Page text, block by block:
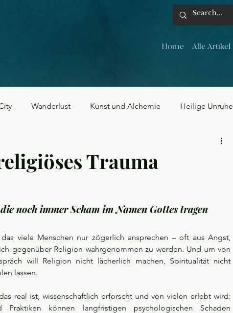
Home Alle Artikel
Wanderlust Kunst und Alchemie Heilige Unruhe
Trauma
noch immer Scham im Namen Gottes tragen
viele Menschen nur zögerlich ansprechen – oft aus Angst,
gegenüber Religion wahrgenommen zu werden. Und um von
will Religion nicht lächerlich machen, Spiritualität nicht
lassen.
real ist, wissenschaftlich erforscht und von vielen erlebt wird:
können langfristigen psychologischen Schaden